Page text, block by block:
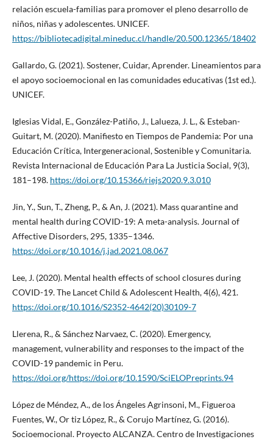
relación escuela-familias para promover el pleno desarrollo de
niños, niñas y adolescentes. UNICEF.
https://bibliotecadigital.mineduc.cl/handle/20.500.12365/18402
Gallardo, G. (2021). Sostener, Cuidar, Aprender. Lineamientos para
el apoyo socioemocional en las comunidades educativas (1st ed.).
UNICEF.
Iglesias Vidal, E., González-Patiño, J., Lalueza, J. L., & Esteban-
Guitart, M. (2020). Manifiesto en Tiempos de Pandemia: Por una
Educación Crítica, Intergeneracional, Sostenible y Comunitaria.
Revista Internacional de Educación Para La Justicia Social, 9(3),
181–198. https://doi.org/10.15366/riejs2020.9.3.010
Jin, Y., Sun, T., Zheng, P., & An, J. (2021). Mass quarantine and
mental health during COVID-19: A meta-analysis. Journal of
Affective Disorders, 295, 1335–1346.
https://doi.org/10.1016/j.jad.2021.08.067
Lee, J. (2020). Mental health effects of school closures during
COVID-19. The Lancet Child & Adolescent Health, 4(6), 421.
https://doi.org/10.1016/S2352-4642(20)30109-7
Llerena, R., & Sánchez Narvaez, C. (2020). Emergency,
management, vulnerability and responses to the impact of the
COVID-19 pandemic in Peru.
https://doi.org/https://doi.org/10.1590/SciELOPreprints.94
López de Méndez, A., de los Ángeles Agrinsoni, M., Figueroa
Fuentes, W., Or tiz López, R., & Corujo Martínez, G. (2016).
Socioemocional. Proyecto ALCANZA. Centro de Investigaciones